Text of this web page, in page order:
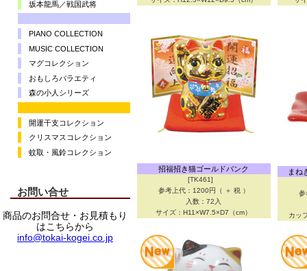
坂本龍馬／戦国武将
PIANO COLLECTION
MUSIC COLLECTION
マグコレクション
おもしろバラエティ
森の小人シリーズ
開運干支コレクション
クリスマスコレクション
蚊取・風鈴コレクション
お問い合せ
商品のお問合せ・お見積もり
はこちらから
info@tokai-kogei.co.jp
招福招き猫ゴールドバンク
[TK461]
参考上代：1200円（ ＋ 税 ）
入数：72入
サイズ：H11×W7.5×D7（cm）
まね
参
カッ